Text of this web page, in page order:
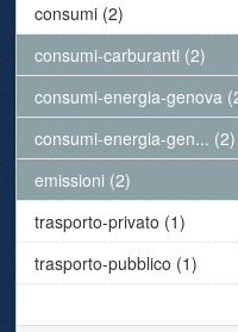
consumi (2)
consumi-carburanti (2)
consumi-energia-genova
consumi-energia-gen... (2)
emissioni (2)
trasporto-privato (1)
trasporto-pubblico (1)